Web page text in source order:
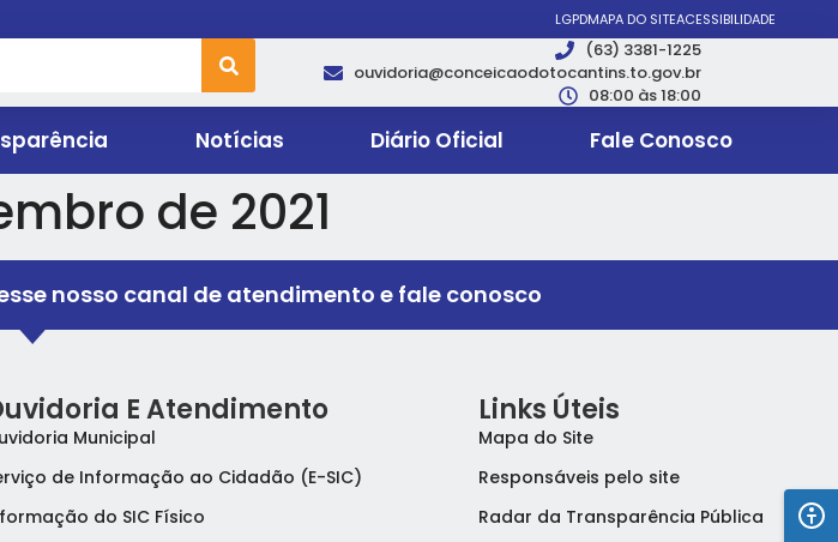
LGPDMAPA DO SITEACESSIBILIDADE
(63) 3381-1225
ouvidoria@conceicaodotocantins.to.gov.br
08:00 às 18:00
Notícias Diário Oficial Fale Conosco
de 2021
nosso canal de atendimento e fale conosco
E Atendimento
Municipal
de Informação ao Cidadão (E-SIC)
do SIC Físico
Links Úteis
Mapa do Site
Responsáveis pelo site
Radar da Transparência Pública